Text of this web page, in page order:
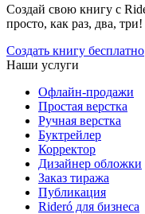
Создай свою книгу с
просто, как раз, два, три!
Создать книгу бесплатно
Наши услуги
Офлайн-продажи
Простая верстка
Ручная верстка
Буктрейлер
Корректор
Дизайнер обложки
Заказ тиража
Публикация
Rideró для бизнеса